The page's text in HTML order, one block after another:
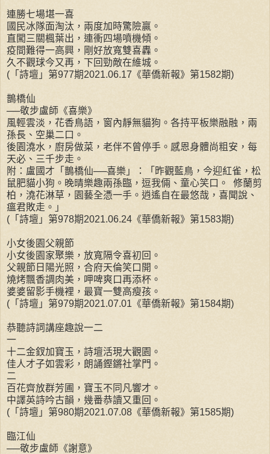
連勝七場堪一喜
國民冰隊面淘汰，兩度加時驚險贏。
直闖三關楓葉出，連衝四場噴機傾。
疫間難得一高興，剛好放寬雙喜轟。
久不觀球今又再，下回勁敵在維城。
(「詩壇」第977期2021.06.17《華僑新報》第1582期)
鵲橋仙
──敬步盧師《喜樂》
風輕雲淡，花香鳥語，窗內靜無貓狗。各持平板樂融融，兩
孫長、空巢二口。
後園澆水，廚房做菜，老伴不曾停手。感恩身體尚粗安，每
天必、三千步走。
附：盧國才「鵲橋仙──喜樂」：「昨觀藍鳥，今迎紅雀，松
鼠肥貓小狗。晚晴樂趣兩孫臨，逗我倆、童心笑口。 修蘭剪
柏，澆花淋草，園藝全憑一手。逍遙自在最悠哉，喜聞說、
瘟君敗走。」
(「詩壇」第978期2021.06.24《華僑新報》第1583期)
小女後園父親節
小女後園家聚樂，放寬隔令喜初回。
父親節日陽光照，合府天倫笑口開。
燒烤飄香調肉美，呷啤爽口再添杯。
婆婆留影手機裡，最寶一雙高瘦孩。
(「詩壇」第979期2021.07.01《華僑新報》第1584期)
恭聽詩詞講座趣說一二
一
十二金釵加寶玉，詩壇活現大觀園。
佳人才子如雲彩，朗誦鏗鏘社掌門。
二
百花齊放群芳圃，寶玉不同凡響才。
中譯英詩吟古韻，幾番恭讀又重回。
(「詩壇」第980期2021.07.08《華僑新報》第1585期)
臨江仙
──敬步盧師《謝意》